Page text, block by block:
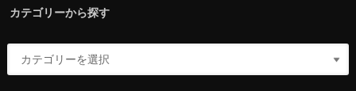
カテゴリーから探す